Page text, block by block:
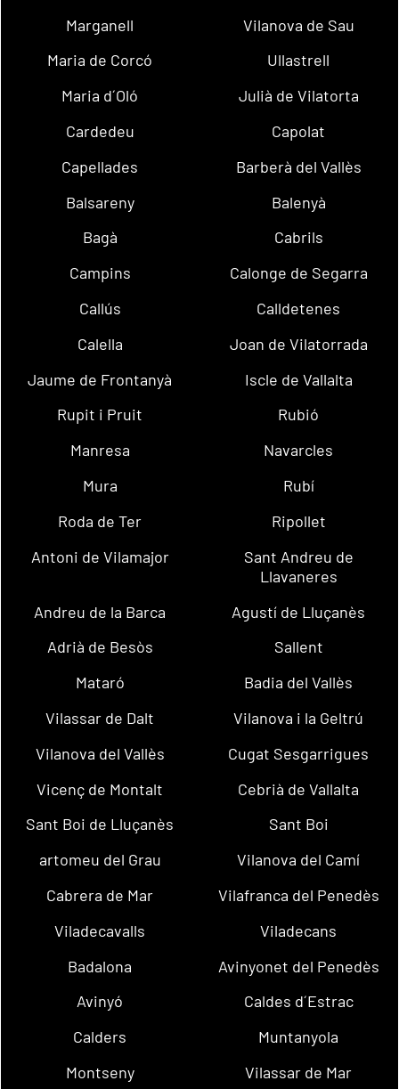
Marganell
Vilanova de Sau
Maria de Corcó
Ullastrell
Maria d´Oló
Julià de Vilatorta
Cardedeu
Capolat
Capellades
Barberà del Vallès
Balsareny
Balenyà
Bagà
Cabrils
Campins
Calonge de Segarra
Callús
Calldetenes
Calella
Joan de Vilatorrada
Jaume de Frontanyà
Iscle de Vallalta
Rupit i Pruit
Rubió
Manresa
Navarcles
Mura
Rubí
Roda de Ter
Ripollet
Antoni de Vilamajor
Sant Andreu de
Llavaneres
Andreu de la Barca
Agustí de Lluçanès
Adrià de Besòs
Sallent
Mataró
Badia del Vallès
Vilassar de Dalt
Vilanova i la Geltrú
Vilanova del Vallès
Cugat Sesgarrigues
Vicenç de Montalt
Cebrià de Vallalta
Sant Boi de Lluçanès
Sant Boi
artomeu del Grau
Vilanova del Camí
Cabrera de Mar
Vilafranca del Penedès
Viladecavalls
Viladecans
Badalona
Avinyonet del Penedès
Avinyó
Caldes d´Estrac
Calders
Muntanyola
Montseny
Vilassar de Mar